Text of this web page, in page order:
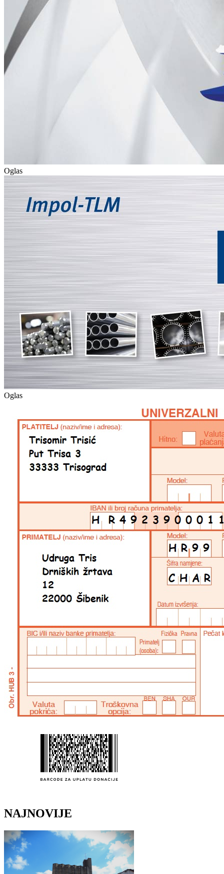
Oglas
Oglas
NAJNOVIJE